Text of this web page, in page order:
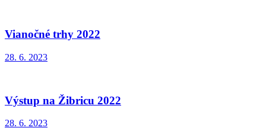
Vianočné trhy 2022
28. 6. 2023
Výstup na Žibricu 2022
28. 6. 2023